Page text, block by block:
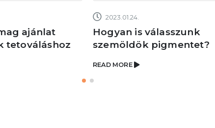
ajánlat
tetováláshoz
2023.01.24.
Hogyan is válasszunk
szemöldök pigmentet?
READ MORE